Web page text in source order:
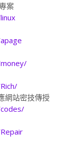
案
網站密技傳授